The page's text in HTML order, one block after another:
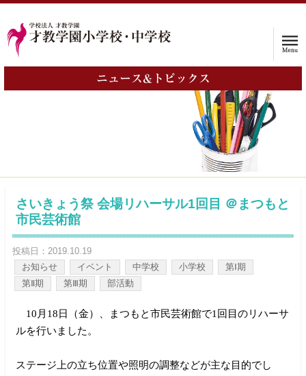
ホーム
インタビュー
保護者の声
在校生の保護者の方へ
教職員募集
ニュース&トピックス
さいきょう祭 会場リハーサル1回目 ＠まつもと
市民芸術館
投稿日：2019.10.19
お知らせ
イベント 中学校 小学校
第Ⅰ期
第Ⅱ期
第Ⅲ期 部活動
10月 18 日（金）、まつもと市民芸術館で1回目のリハーサ
ルを行いました。
ステージ上の立ち位置や照明の調整などが主な目的でし